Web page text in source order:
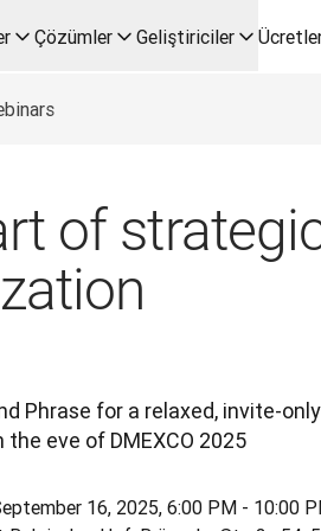
Önemli kullanım senaryoları ve
German to DeepL
çevirisinden gerçek zamanlı ses
accessible voice demo with DeepL
Çözümler Geliştiriciler
of
Phrase for a relaxed, invite-
the eve of DMEXCO 2025
16, 2025, 6:00 PM - 10:00